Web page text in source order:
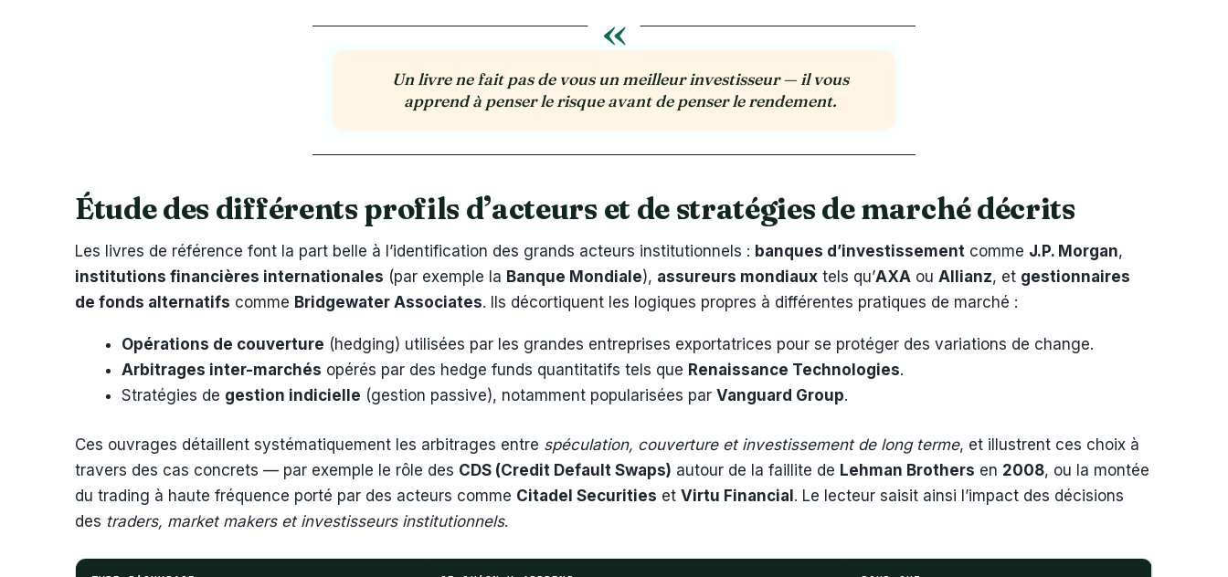
«
Un livre ne fait pas de vous un meilleur investisseur — il vous
apprend à penser le risque avant de penser le rendement.
Étude des différents profils d’acteurs et de stratégies de marché décrits
Les livres de référence font la part belle à l’identification des grands acteurs institutionnels : banques d’investissement comme J.P. Morgan,
institutions financières internationales (par exemple la Banque Mondiale), assureurs mondiaux tels qu’AXA ou Allianz, et gestionnaires
de fonds alternatifs comme Bridgewater Associates. Ils décortiquent les logiques propres à différentes pratiques de marché :
Opérations de couverture (hedging) utilisées par les grandes entreprises exportatrices pour se protéger des variations de change.
Arbitrages inter-marchés opérés par des hedge funds quantitatifs tels que Renaissance Technologies.
Stratégies de gestion indicielle (gestion passive), notamment popularisées par Vanguard Group.
Ces ouvrages détaillent systématiquement les arbitrages entre spéculation, couverture et investissement de long terme, et illustrent ces choix à
travers des cas concrets — par exemple le rôle des CDS (Credit Default Swaps) autour de la faillite de Lehman Brothers en 2008, ou la montée
du trading à haute fréquence porté par des acteurs comme Citadel Securities et Virtu Financial. Le lecteur saisit ainsi l’impact des décisions
des traders, market makers et investisseurs institutionnels.